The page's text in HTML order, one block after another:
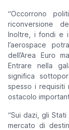
“Occorrono
riconversione
Inoltre, i fondi e
l’aerospace
dell’Area Euro
Entrare nella
significa
spesso i requisiti
ostacolo
“Sui dazi, gli
mercato di